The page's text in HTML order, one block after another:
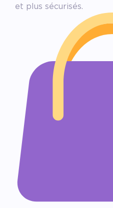
et plus sécurisés.